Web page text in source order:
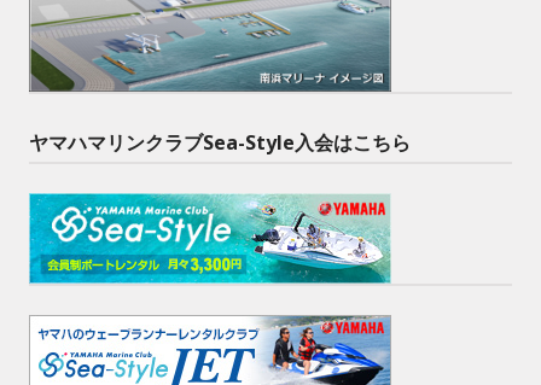
ヤマハマリンクラブSea-Style入会はこちら